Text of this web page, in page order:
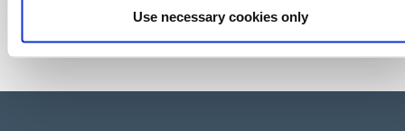
Use necessary cookies only